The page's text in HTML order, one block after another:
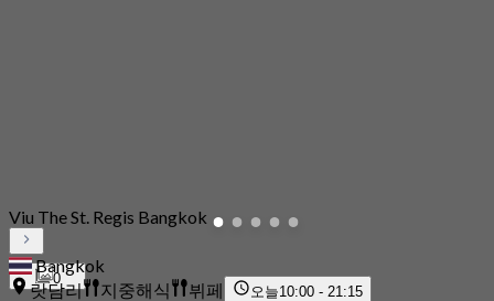
0
Viu The St. Regis Bangkok
Bangkok
랏담리
지중해식 뷔페 오늘10:00 - 21:15